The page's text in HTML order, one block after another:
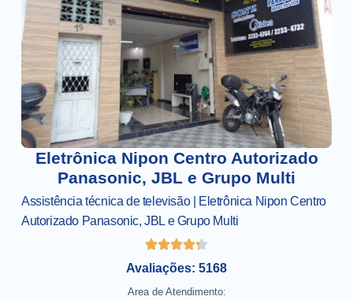
Eletrônica Nipon Centro Autorizado
Panasonic, JBL e Grupo Multi
Assistência técnica de televisão | Eletrônica Nipon Centro
Autorizado Panasonic, JBL e Grupo Multi
Avaliações: 5168
Area de Atendimento: